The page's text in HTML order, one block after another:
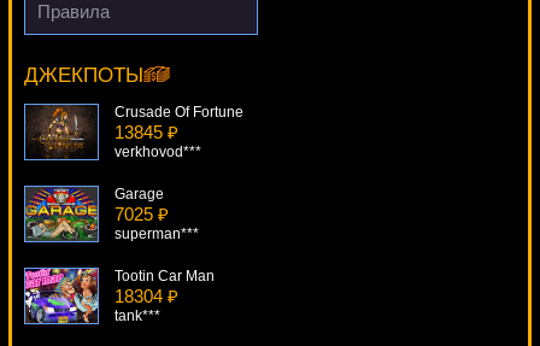
kat***
Правила
ДЖЕКПОТЫ
Isle O' Plenty
Deni***
Crusade Of Fortune
13845 ₽
verkhovod***
Garage
7025 ₽
superman***
Tootin Car Man
18304 ₽
tank***